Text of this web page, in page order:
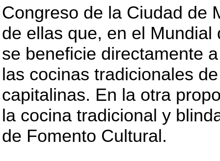
Congreso de la Ciudad de
de ellas que, en el
se beneficie directamente
las cocinas tradicionales
capitalinas. En la otra
la cocina tradicional y
de Fomento Cultural.